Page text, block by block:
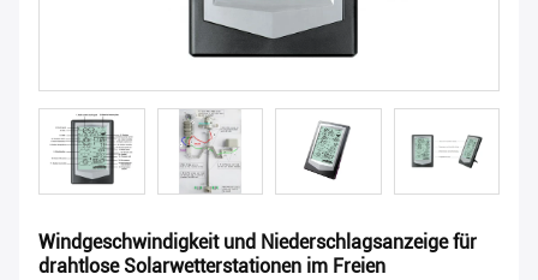
Windgeschwindigkeit und Niederschlagsanzeige für
drahtlose Solarwetterstationen im Freien